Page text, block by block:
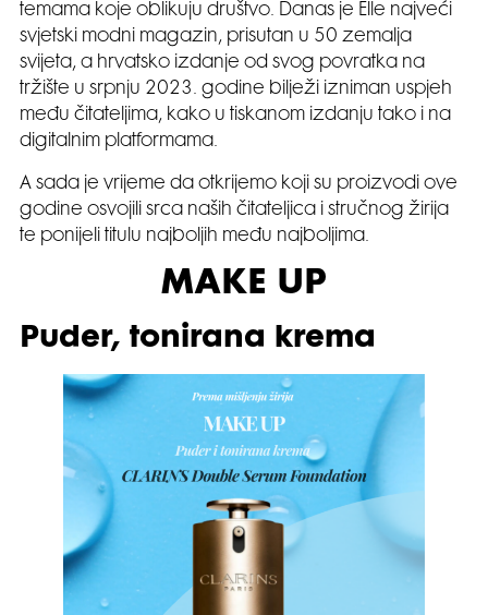
temama koje oblikuju društvo. Danas je Elle najveći
svjetski modni magazin, prisutan u 50 zemalja
svijeta, a hrvatsko izdanje od svog povratka na
tržište u srpnju 2023. godine bilježi izniman uspjeh
među čitateljima, kako u tiskanom izdanju tako i na
digitalnim platformama.
A sada je vrijeme da otkrijemo koji su proizvodi ove
godine osvojili srca naših čitateljica i stručnog žirija
te ponijeli titulu najboljih među najboljima.
MAKE UP
Puder, tonirana krema